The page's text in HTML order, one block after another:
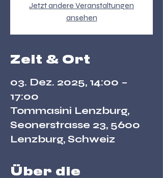
Jetzt andere Veranstaltungen
ansehen
Zeit & Ort
03. Dez. 2025, 14:00 –
17:00
Tommasini Lenzburg,
Seonerstrasse 23, 5600
Lenzburg, Schweiz
Über die